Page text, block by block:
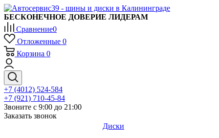
БЕСКОНЕЧНОЕ ДОВЕРИЕ ЛИДЕРАМ
Сравнение0
Отложенные 0
Корзина 0
+7 (4012) 524-584
+7 (921) 710-45-84
Звоните с 9:00 до 21:00
Заказать звонок
Диски